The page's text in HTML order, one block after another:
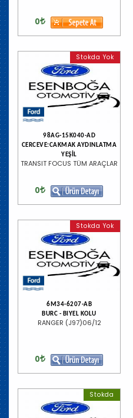
0
Stokda Yok
98AG-15K040-AD
CERCEVE:CAKMAK AYDINLATMA
YEŞİL
TRANSIT FOCUS TÜM ARAÇLAR
0
Stokda Yok
6M34-6207-AB
BURC - BIYEL KOLU
RANGER (J97)06/12
0
Stokda